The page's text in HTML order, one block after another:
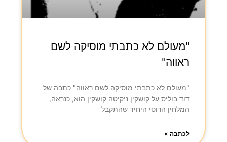
"מעולם לא כתבתי מוסיקה לשם
ראווה"
"מעולם לא כתבתי מוסיקה לשם ראווה" כתבה של
דוד בוליס על קושקין ניקיטה קושקין הוא, כנראה,
המלחין הרוסי היחיד שהתקבל
לכתבה »